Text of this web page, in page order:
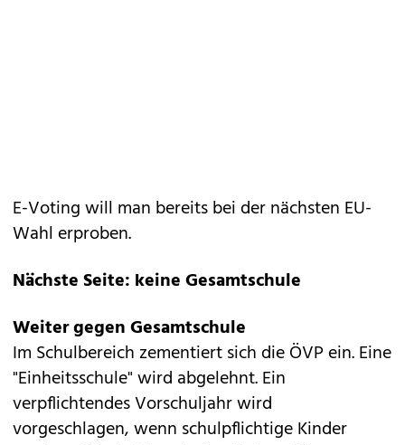
E-Voting will man bereits bei der nächsten EU-
Wahl erproben.
Nächste Seite: keine Gesamtschule
Weiter gegen Gesamtschule
Im Schulbereich zementiert sich die ÖVP ein. Eine
"Einheitsschule" wird abgelehnt. Ein
verpflichtendes Vorschuljahr wird
vorgeschlagen, wenn schulpflichtige Kinder